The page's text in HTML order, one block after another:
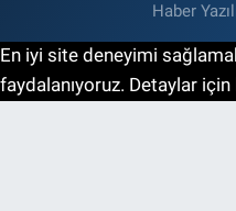
Haber
En iyi site deneyimi
faydalanıyoruz. Detaylar için